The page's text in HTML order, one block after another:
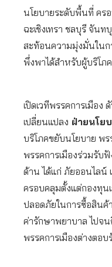
นโยบายระดับพื้นที่ คร
ฉะเชิงเทรา ชลบุรี จัน
สะท้อนความมุ่งมั่นในก
พึ่งพาได้สำหรับผู้บริโภ
เปิดเวทีพรรคการเมือง
เปลี่ยนแปลง ฝ่ายนโย
บริโภคขยับนโยบาย พร
พรรคการเมืองร่วมรับ
ด้าน ได้แก่ ภัยออนไลน์
ครอบคลุมตั้งแต่กองทุน
ปลอดภัยในการซื้อสินค้
ค่ารักษาพยาบาล ไปจ
พรรคการเมืองต่างตอ